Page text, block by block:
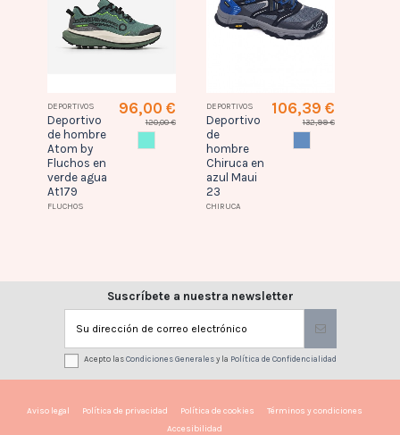
DEPORTIVOS
Deportivo
de hombre
Atom by
Fluchos en
verde agua
At179
FLUCHOS
96,00 €
120,00 €
DEPORTIVOS
Deportivo
de
hombre
Chiruca en
azul Maui
23
CHIRUCA
106,39 €
132,99 €
Suscríbete a nuestra newsletter
Acepto lasCondiciones Generalesy la Política de Confidencialidad
Aviso legal Política de privacidad Política de cookies
Términos y condiciones
Accesibilidad